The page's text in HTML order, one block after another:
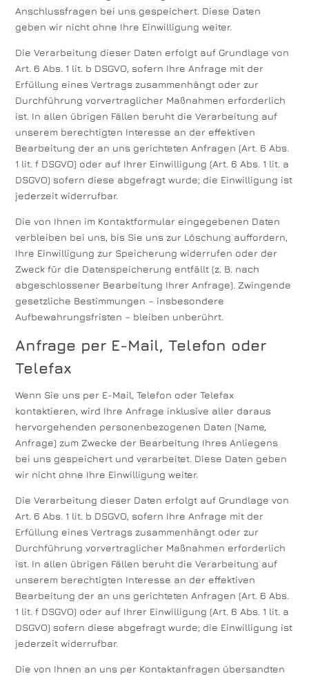
Anschlussfragen bei uns gespeichert. Diese Daten
geben wir nicht ohne Ihre Einwilligung weiter.
Die Verarbeitung dieser Daten erfolgt auf Grundlage von
Art. 6 Abs. 1 lit. b DSGVO, sofern Ihre Anfrage mit der
Erfüllung eines Vertrags zusammenhängt oder zur
Durchführung vorvertraglicher Maßnahmen erforderlich
ist. In allen übrigen Fällen beruht die Verarbeitung auf
unserem berechtigten Interesse an der effektiven
Bearbeitung der an uns gerichteten Anfragen (Art. 6 Abs.
1 lit. f DSGVO) oder auf Ihrer Einwilligung (Art. 6 Abs. 1 lit. a
DSGVO) sofern diese abgefragt wurde; die Einwilligung ist
jederzeit widerrufbar.
Die von Ihnen im Kontaktformular eingegebenen Daten
verbleiben bei uns, bis Sie uns zur Löschung auffordern,
Ihre Einwilligung zur Speicherung widerrufen oder der
Zweck für die Datenspeicherung entfällt (z. B. nach
abgeschlossener Bearbeitung Ihrer Anfrage). Zwingende
gesetzliche Bestimmungen – insbesondere
Aufbewahrungsfristen – bleiben unberührt.
Anfrage per E-Mail, Telefon oder
Telefax
Wenn Sie uns per E-Mail, Telefon oder Telefax
kontaktieren, wird Ihre Anfrage inklusive aller daraus
hervorgehenden personenbezogenen Daten (Name,
Anfrage) zum Zwecke der Bearbeitung Ihres Anliegens
bei uns gespeichert und verarbeitet. Diese Daten geben
wir nicht ohne Ihre Einwilligung weiter.
Die Verarbeitung dieser Daten erfolgt auf Grundlage von
Art. 6 Abs. 1 lit. b DSGVO, sofern Ihre Anfrage mit der
Erfüllung eines Vertrags zusammenhängt oder zur
Durchführung vorvertraglicher Maßnahmen erforderlich
ist. In allen übrigen Fällen beruht die Verarbeitung auf
unserem berechtigten Interesse an der effektiven
Bearbeitung der an uns gerichteten Anfragen (Art. 6 Abs.
1 lit. f DSGVO) oder auf Ihrer Einwilligung (Art. 6 Abs. 1 lit. a
DSGVO) sofern diese abgefragt wurde; die Einwilligung ist
jederzeit widerrufbar.
Die von Ihnen an uns per Kontaktanfragen übersandten